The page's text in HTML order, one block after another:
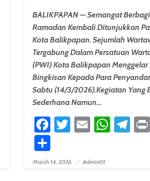
BALIKPAPAN — Semangat
Ramadan Kembali Ditunjukkan
Kota Balikpapan. Sejumlah
Tergabung Dalam Persatuan
(PWI) Kota Balikpapan
Bingkisan Kepada Para
Sabtu (14/3/2026).Kegiatan Yang
Sederhana Namun…
Facebook
Twitter
Email
Share
Posted On
March 14, 2026 Admin01